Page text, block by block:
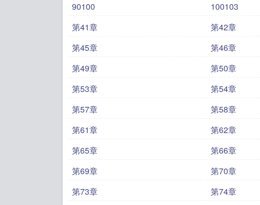
90100
100103
第41章
第42章
第45章
第46章
第49章
第50章
第53章
第54章
第57章
第58章
第61章
第62章
第65章
第66章
第69章
第70章
第73章
第74章